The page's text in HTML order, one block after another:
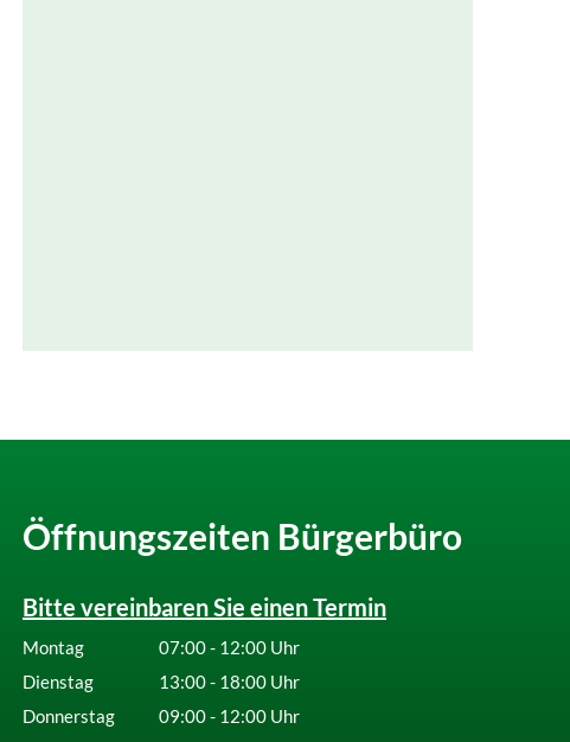
Öffnungszeiten Bürgerbüro
Bitte vereinbaren Sie einen Termin
Montag 07:00- 12:00 Uhr
Von 07:00 bis 12:00 Uhr
Dienstag 13:00- 18:00 Uhr
Von 13:00 bis 18:00 Uhr
Donnerstag 09:00- 12:00 Uhr